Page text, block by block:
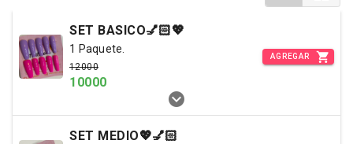
SET BASICO💅🏻💖
1 Paquete.
12000
10000
AGREGAR
SET MEDIO💖💅🏻